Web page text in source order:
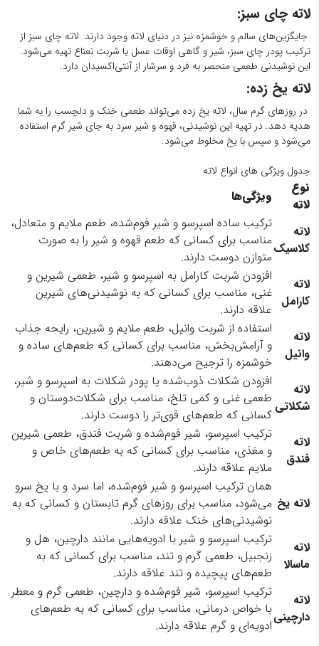
لاته چای سبز:
جایگزین‌های سالم و خوشمزه نیز در دنیای لاته وجود دارند. لاته چای سبز از
ترکیب پودر چای سبز، شیر و گاهی اوقات عسل یا شربت نعناع تهیه می‌شود.
این نوشیدنی طعمی منحصر به فرد و سرشار از آنتی‌اکسیدان دارد.
لاته یخ زده:
در روزهای گرم سال، لاته یخ زده می‌تواند طعمی خنک و دلچسب را به شما
هدیه دهد. در تهیه این نوشیدنی، قهوه و شیر سرد به جای شیر گرم استفاده
می‌شود و سپس با یخ مخلوط می‌شود.
جدول ویژگی های انواع لاته
نوع
لاته
ویژگی‌ها
لاته
کلاسیک
ترکیب ساده اسپرسو و شیر فوم‌شده، طعم ملایم و متعادل،
مناسب برای کسانی که طعم قهوه و شیر را به صورت
متوازن دوست دارند.
لاته
کارامل
افزودن شربت کارامل به اسپرسو و شیر، طعمی شیرین و
غنی، مناسب برای کسانی که به نوشیدنی‌های شیرین
علاقه دارند.
لاته
وانیل
استفاده از شربت وانیل، طعم ملایم و شیرین، رایحه جذاب
و آرامش‌بخش، مناسب برای کسانی که طعم‌های ساده و
خوشمزه را ترجیح می‌دهند.
لاته
شکلاتی
افزودن شکلات ذوب‌شده یا پودر شکلات به اسپرسو و شیر،
طعمی غنی و کمی تلخ، مناسب برای شکلات‌دوستان و
کسانی که طعم‌های قوی‌تر را دوست دارند.
لاته
فندق
ترکیب اسپرسو، شیر فوم‌شده و شربت فندق، طعمی شیرین
و مغذی، مناسب برای کسانی که به طعم‌های خاص و
ملایم علاقه دارند.
لاته یخ
همان ترکیب اسپرسو و شیر فوم‌شده، اما سرد و با یخ سرو
می‌شود، مناسب برای روزهای گرم تابستان و کسانی که به
نوشیدنی‌های خنک علاقه دارند.
لاته
ماسالا
ترکیب اسپرسو و شیر با ادویه‌هایی مانند دارچین، هل و
زنجبیل، طعمی گرم و تند، مناسب برای کسانی که به
طعم‌های پیچیده و تند علاقه دارند.
لاته
دارچینی
ترکیب اسپرسو، شیر فوم‌شده و دارچین، طعمی گرم و معطر
با خواص درمانی، مناسب برای کسانی که به طعم‌های
ادویه‌ای و گرم علاقه دارند.